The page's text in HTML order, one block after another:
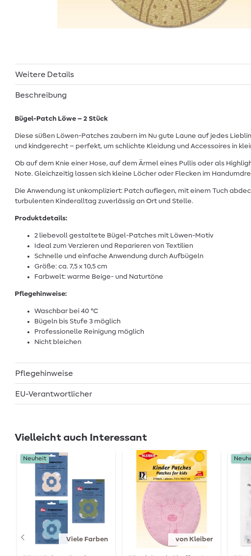
Weitere Details
Beschreibung
Bügel-Patch Löwe – 2 Stück
Diese süßen Löwen-Patches zaubern im Nu gute Laune auf jedes
und kindgerecht – perfekt, um schlichte Kleidung und Accessoires in
Ob auf dem Knie einer Hose, auf dem Ärmel eines Pullis oder als
Note. Gleichzeitig lassen sich kleine Löcher oder Flecken im
Die Anwendung ist unkompliziert: Patch auflegen, mit einem Tuch
turbulenten Kinderalltag zuverlässig an Ort und Stelle.
Produktdetails:
2 liebevoll gestaltete Bügel-Patches mit Löwen-Motiv
Ideal zum Verzieren und Reparieren von Textilien
Schnelle und einfache Anwendung durch Aufbügeln
Größe: ca. 7,5 x 10,5 cm
Farbwelt: warme Beige- und Naturtöne
Pflegehinweise:
Waschbar bei 40 °C
Bügeln bis Stufe 3 möglich
Professionelle Reinigung möglich
Nicht bleichen
Pflegehinweise
EU-Verantwortlicher
Vielleicht auch Interessant
Viele Farben
Neuheit
von Kleiber